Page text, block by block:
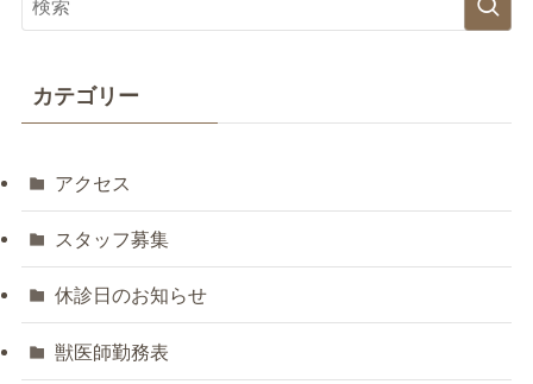
カテゴリー
アクセス
スタッフ募集
休診日のお知らせ
獣医師勤務表